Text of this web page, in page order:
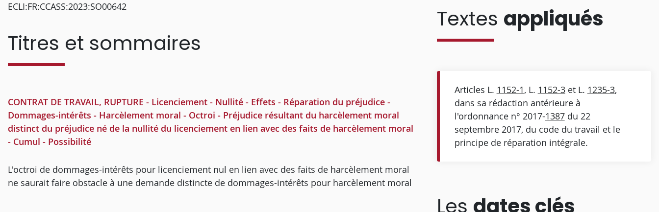
ECLI:FR:CCASS:2023:SO00642
Titres et sommaires
CONTRAT DE TRAVAIL, RUPTURE - Licenciement - Nullité - Effets - Réparation du préjudice -
Dommages-intérêts - Harcèlement moral - Octroi - Préjudice résultant du harcèlement moral
distinct du préjudice né de la nullité du licenciement en lien avec des faits de harcèlement moral
- Cumul - Possibilité
L'octroi de dommages-intérêts pour licenciement nul en lien avec des faits de harcèlement moral
ne saurait faire obstacle à une demande distincte de dommages-intérêts pour harcèlement moral
Textes appliqués
Articles L. 1152-1, L. 1152-3et L. 1235-3,
dans sa rédaction antérieure à
l'ordonnance n° 2017-1387du 22
septembre 2017, du code du travail et le
principe de réparation intégrale.
Les dates clés